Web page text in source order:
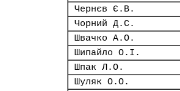
Чернєв Є.В.
Чорний Д.С.
Швачко А.О.
Шипайло О.І.
Шпак Л.О.
Шуляк О.О.